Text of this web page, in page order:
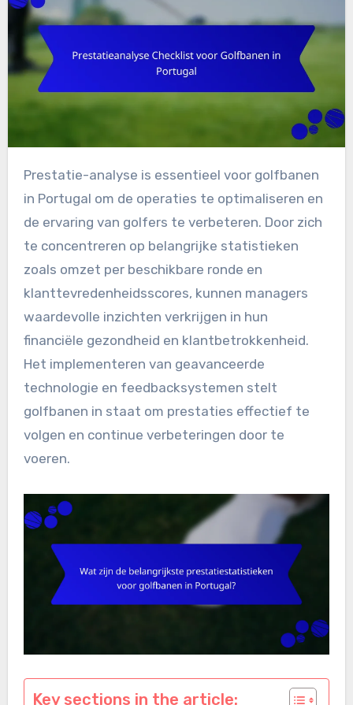
Prestatie-analyse is essentieel voor golfbanen
in Portugal om de operaties te optimaliseren en
de ervaring van golfers te verbeteren. Door zich
te concentreren op belangrijke statistieken
zoals omzet per beschikbare ronde en
klanttevredenheidsscores, kunnen managers
waardevolle inzichten verkrijgen in hun
financiële gezondheid en klantbetrokkenheid.
Het implementeren van geavanceerde
technologie en feedbacksystemen stelt
golfbanen in staat om prestaties effectief te
volgen en continue verbeteringen door te
voeren.
Key sections in the article: